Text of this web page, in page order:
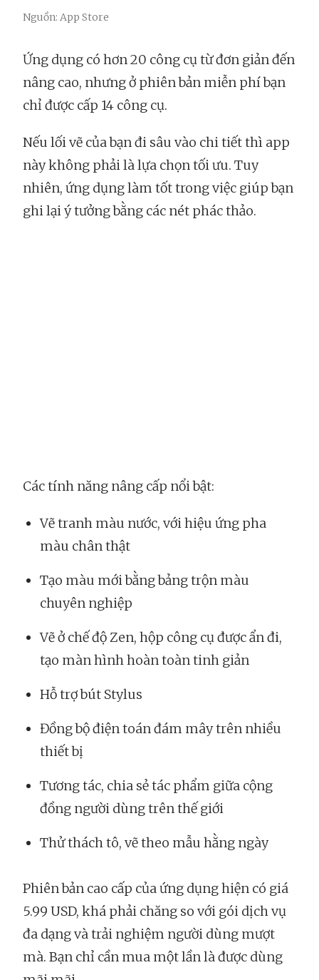
Nguồn: App Store
Ứng dụng có hơn 20 công cụ từ đơn giản đến
nâng cao, nhưng ở phiên bản miễn phí bạn
chỉ được cấp 14 công cụ.
Nếu lối vẽ của bạn đi sâu vào chi tiết thì app
này không phải là lựa chọn tối ưu. Tuy
nhiên, ứng dụng làm tốt trong việc giúp bạn
ghi lại ý tưởng bằng các nét phác thảo.
Các tính năng nâng cấp nổi bật:
Vẽ tranh màu nước, với hiệu ứng pha
màu chân thật
Tạo màu mới bằng bảng trộn màu
chuyên nghiệp
Vẽ ở chế độ Zen, hộp công cụ được ẩn đi,
tạo màn hình hoàn toàn tinh giản
Hỗ trợ bút Stylus
Đồng bộ điện toán đám mây trên nhiều
thiết bị
Tương tác, chia sẻ tác phẩm giữa cộng
đồng người dùng trên thế giới
Thử thách tô, vẽ theo mẫu hằng ngày
Phiên bản cao cấp của ứng dụng hiện có giá
5.99 USD, khá phải chăng so với gói dịch vụ
đa dạng và trải nghiệm người dùng mượt
mà. Bạn chỉ cần mua một lần là được dùng